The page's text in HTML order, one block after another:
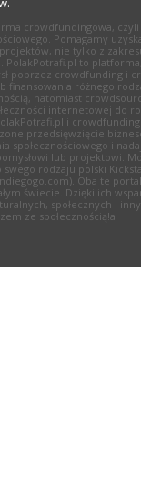
crowdfundingowa,
Pomagamy
nie tylko z
PolakPotrafi.pl to
poprzez crowdfunding i
finansowania różnego
natomiast
internetowej do
i
przedsięwzięcie
społecznościowego i
lub projektowi.
rodzaju polski
Oba te
świecie. Dzięki ich
społecznych i
ze społecznością!a